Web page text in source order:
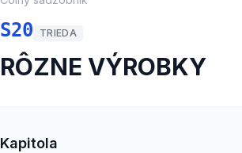
S20 TRIEDA
RÔZNE VÝROBKY
Kapitola